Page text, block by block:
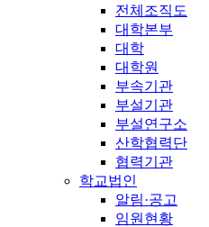
전체조직도
대학본부
대학
대학원
부속기관
부설기관
부설연구소
산학협력단
협력기관
학교법인
알림·공고
임원현황